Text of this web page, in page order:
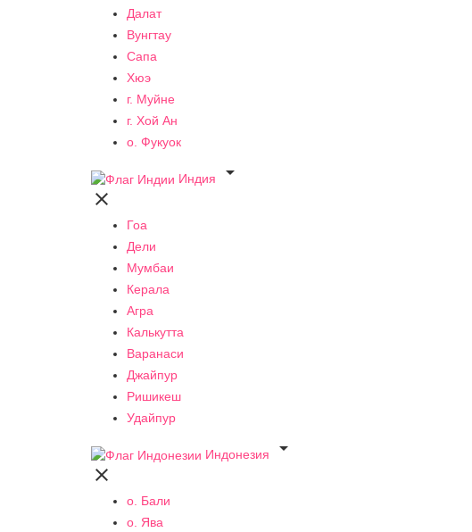
Далат
Вунгтау
Сапа
Хюэ
г. Муйне
г. Хой Ан
о. Фукуок
Индия


Гоа
Дели
Мумбаи
Керала
Агра
Калькутта
Варанаси
Джайпур
Ришикеш
Удайпур
Индонезия


о. Бали
о. Ява